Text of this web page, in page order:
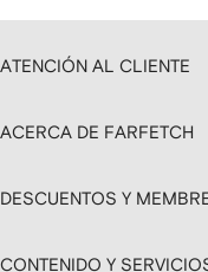
ATENCIÓN AL CLIENTE
ACERCA DE FARFETCH
DESCUENTOS Y
CONTENIDO Y